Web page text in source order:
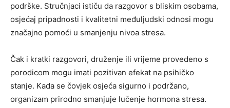
podrške. Stručnjaci ističu da razgovor s bliskim osobama,
osjećaj pripadnosti i kvalitetni međuljudski odnosi mogu
značajno pomoći u smanjenju nivoa stresa.
Čak i kratki razgovori, druženje ili vrijeme provedeno s
porodicom mogu imati pozitivan efekat na psihičko
stanje. Kada se čovjek osjeća sigurno i podržano,
organizam prirodno smanjuje lučenje hormona stresa.